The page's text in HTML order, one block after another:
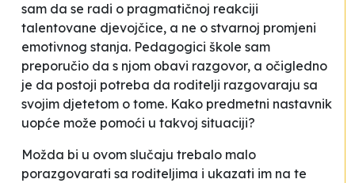
sam da se radi o pragmatičnoj reakciji
talentovane djevojčice, a ne o stvarnoj promjeni
emotivnog stanja. Pedagogici škole sam
preporučio da s njom obavi razgovor, a očigledno
je da postoji potreba da roditelji razgovaraju sa
svojim djetetom o tome. Kako predmetni nastavnik
uopće može pomoći u takvoj situaciji?
Možda bi u ovom slučaju trebalo malo
porazgovarati sa roditeljima i ukazati im na te